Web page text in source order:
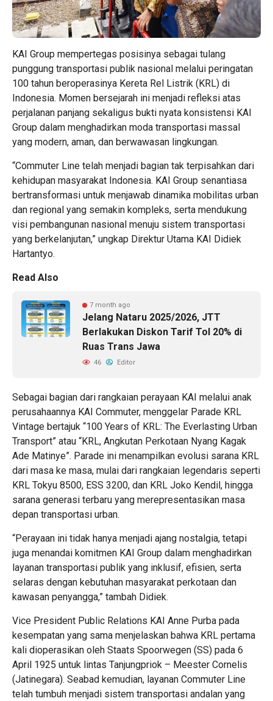
KAI Group mempertegas posisinya sebagai tulang
punggung transportasi publik nasional melalui peringatan
100 tahun beroperasinya Kereta Rel Listrik (KRL) di
Indonesia. Momen bersejarah ini menjadi refleksi atas
perjalanan panjang sekaligus bukti nyata konsistensi KAI
Group dalam menghadirkan moda transportasi massal
yang modern, aman, dan berwawasan lingkungan.
“Commuter Line telah menjadi bagian tak terpisahkan dari
kehidupan masyarakat Indonesia. KAI Group senantiasa
bertransformasi untuk menjawab dinamika mobilitas urban
dan regional yang semakin kompleks, serta mendukung
visi pembangunan nasional menuju sistem transportasi
yang berkelanjutan,” ungkap Direktur Utama KAI Didiek
Hartantyo.
Read Also
7 month ago
Jelang Nataru 2025/2026, JTT
Berlakukan Diskon Tarif Tol 20% di
Ruas Trans Jawa
46 Editor
Sebagai bagian dari rangkaian perayaan KAI melalui anak
perusahaannya KAI Commuter, menggelar Parade KRL
Vintage bertajuk “100 Years of KRL: The Everlasting Urban
Transport” atau “KRL, Angkutan Perkotaan Nyang Kagak
Ade Matinye”. Parade ini menampilkan evolusi sarana KRL
dari masa ke masa, mulai dari rangkaian legendaris seperti
KRL Tokyu 8500, ESS 3200, dan KRL Joko Kendil, hingga
sarana generasi terbaru yang merepresentasikan masa
depan transportasi urban.
“Perayaan ini tidak hanya menjadi ajang nostalgia, tetapi
juga menandai komitmen KAI Group dalam menghadirkan
layanan transportasi publik yang inklusif, efisien, serta
selaras dengan kebutuhan masyarakat perkotaan dan
kawasan penyangga,” tambah Didiek.
Vice President Public Relations KAI Anne Purba pada
kesempatan yang sama menjelaskan bahwa KRL pertama
kali dioperasikan oleh Staats Spoorwegen (SS) pada 6
April 1925 untuk lintas Tanjungpriok – Meester Cornelis
(Jatinegara). Seabad kemudian, layanan Commuter Line
telah tumbuh menjadi sistem transportasi andalan yang